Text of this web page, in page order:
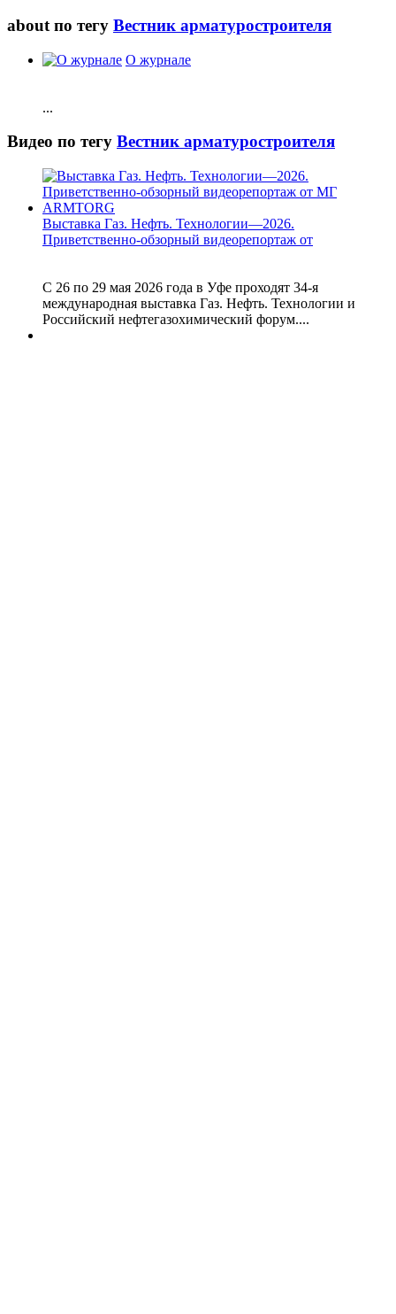
about по тегу Вестник арматуростроителя
О журнале
...
Видео по тегу Вестник арматуростроителя
Выставка Газ. Нефть. Технологии—2026.
Приветственно-обзорный видеорепортаж от
С 26 по 29 мая 2026 года в Уфе проходят 34-я
международная выставка Газ. Нефть. Технологии и
Российский нефтегазохимический форум....